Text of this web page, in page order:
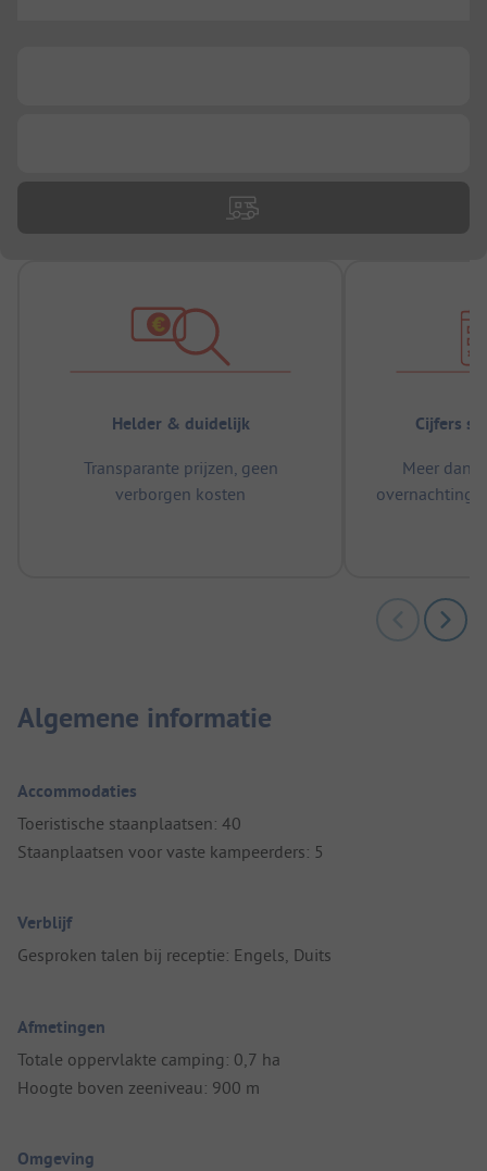
Helder & duidelijk
Transparante prijzen, geen
verborgen kosten
Cijfers
Meer dan
Algemene informatie
Accommodaties
Toeristische staanplaatsen: 40
Staanplaatsen voor vaste kampeerders: 5
Verblijf
Gesproken talen bij receptie: Engels, Duits
Afmetingen
Totale oppervlakte camping: 0,7 ha
Hoogte boven zeeniveau: 900 m
Omgeving